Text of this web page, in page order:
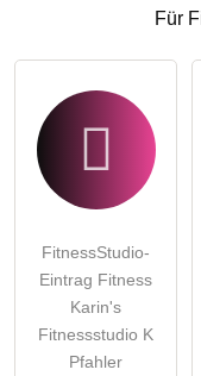
FitnessStudio-Eintrag
Für
FitnessStudio-
Eintrag Fitness
Karin's
Fitnessstudio K
Pfahler